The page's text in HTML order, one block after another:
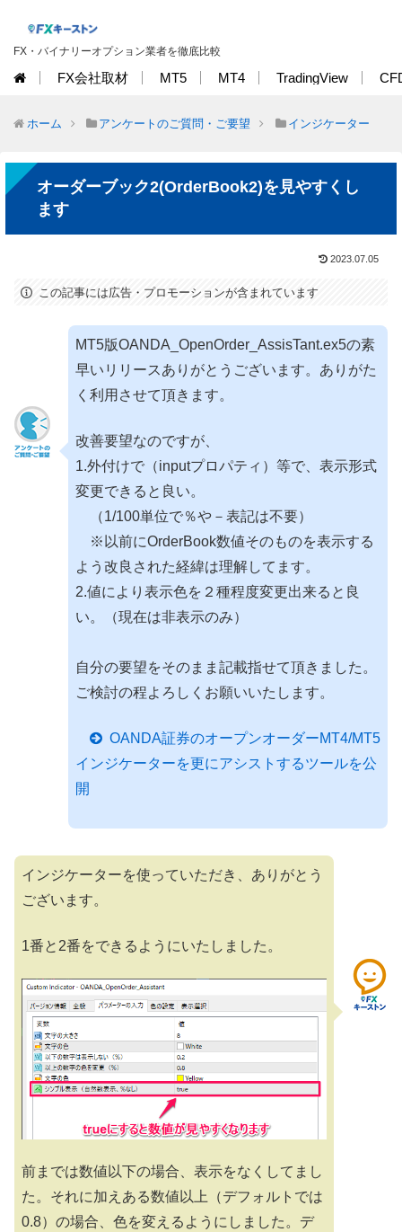
FX・バイナリーオプション業者を徹底比較
FX会社取材 MT5 MT4 TradingView
ホーム アンケートのご質問・ご要望 インジケーター
オーダーブック2(OrderBook2)を見やすくし
ます
2023.07.05
この記事には広告・プロモーションが含まれています
MT5版OANDA_OpenOrder_AssisTant.ex5の素
早いリリースありがとうございます。ありがた
く利用させて頂きます。
改善要望なのですが、
1.外付けで（inputプロパティ）等で、表示形式
変更できると良い。
（1/100単位で％や－表記は不要）
※以前にOrderBook数値そのものを表示する
よう改良された経緯は理解してます。
2.値により表示色を２種程度変更出来ると良
い。（現在は非表示のみ）
自分の要望をそのまま記載指せて頂きました。
ご検討の程よろしくお願いいたします。
OANDA証券のオープンオーダーMT4/MT5
インジケーターを更にアシストするツールを公
開
インジケーターを使っていただき、ありがとう
ございます。
1番と2番をできるようにいたしました。
前までは数値以下の場合、表示をなくしてまし
た。それに加えある数値以上（デフォルトでは
0.8）の場合、色を変えるようにしました。デ